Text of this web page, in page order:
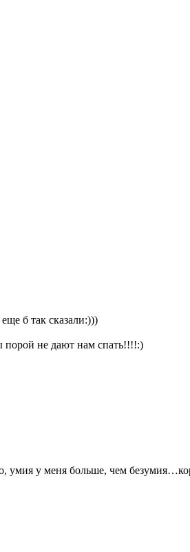
б так сказали:)))
не дают нам спать!!!!:)
умия у меня больше, чем